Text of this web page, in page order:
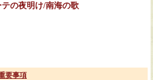
の夜明け/南海の歌
要事項